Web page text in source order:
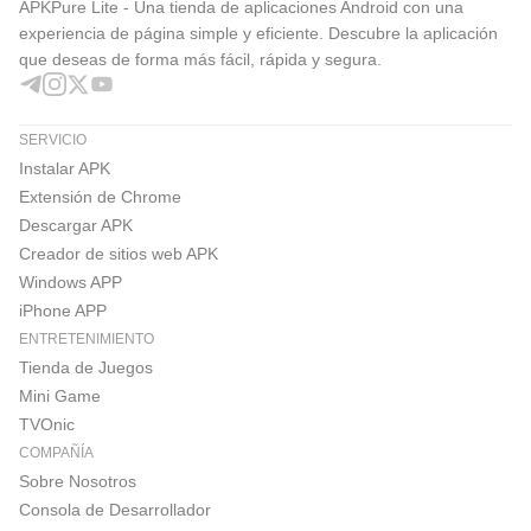
Takween ofrece a esta empresa de gestión de proyectos
técnicos esta aplicación, en cooperación y asociación
de modelos globales distinguidos en este campo.
Ser esta aplicación es la primera aplicación de este tipo
en el mundo árabe, ya que funciona de acuerdo con una
metodología científica, además de los medios para
integrar la tecnología con el juego (gamificación), que
proporciona un ambiente agradable durante el
entrenamiento a través de la aplicación.
La aplicación de lectura rápida en árabe es su mejor
opción para leer más rápido y tener habilidades de lectura
APKPure Lite - Una tienda de aplicaciones Android con una
experiencia de página simple y eficiente. Descubre la aplicación
que deseas de forma más fácil, rápida y segura.
SERVICIO
Instalar APK
Extensión de Chrome
Descargar APK
Creador de sitios web APK
Windows APP
iPhone APP
ENTRETENIMIENTO
Tienda de Juegos
Mini Game
TVOnic
COMPAÑÍA
Sobre Nosotros
Consola de Desarrollador